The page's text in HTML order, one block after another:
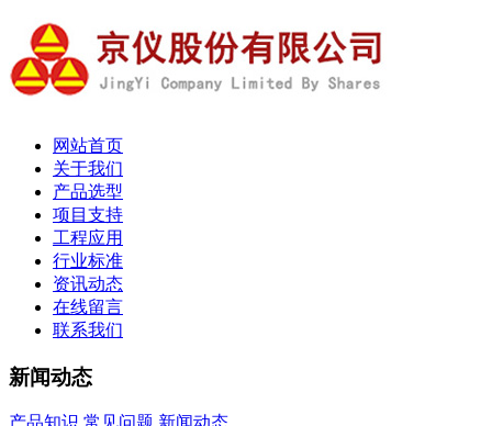
网站首页
关于我们
产品选型
项目支持
工程应用
行业标准
资讯动态
在线留言
联系我们
新闻动态